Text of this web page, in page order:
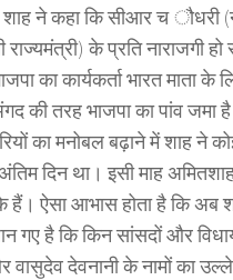
ने कहा कि सीआर च ौधरी
के प्रति नाराजगी
का कार्यकर्ता भारत माता के
की तरह भाजपा का पांव जमा
का मनोबल बढ़ाने में शाह ने
दिन था। इसी माह
हैं। ऐसा आभास होता है कि अब
गए है कि किन सांसदों और
वासुदेव देवनानी के नामों का